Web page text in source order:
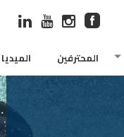
المحترفين الميديا